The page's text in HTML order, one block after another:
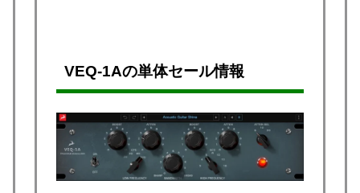
VEQ-1Aの単体セール情報